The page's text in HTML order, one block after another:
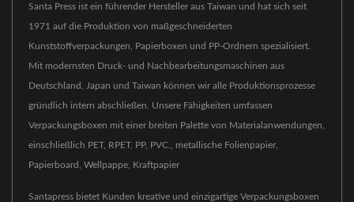
Santa Press ist ein führender Hersteller aus Taiwan und hat sich seit
1971 auf die Produktion von maßgeschneiderten
Kunststoffverpackungen, Papierboxen und PP-Ordnern spezialisiert.
Mit modernsten Druck- und Nachbearbeitungsmaschinen aus
Deutschland, Japan und Taiwan können wir alle Produktionsprozesse
gründlich intern abschließen. Unsere Fähigkeiten umfassen
Verpackungsboxen mit einer breiten Palette von Materialanwendungen,
einschließlich PET, RPET, PP, PVC., metallische Folienpapier,
Papierboard, Wellpappe, Kraftpapier
Santapress bietet Kunden kreative und einzigartige Verpackungsboxen